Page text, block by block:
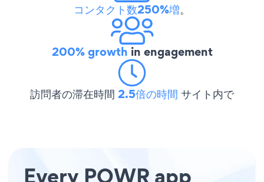
コンタクト数250%増。
200% growth in engagement
訪問者の滞在時間 2.5倍の時間 サイト内で
Every POWR app